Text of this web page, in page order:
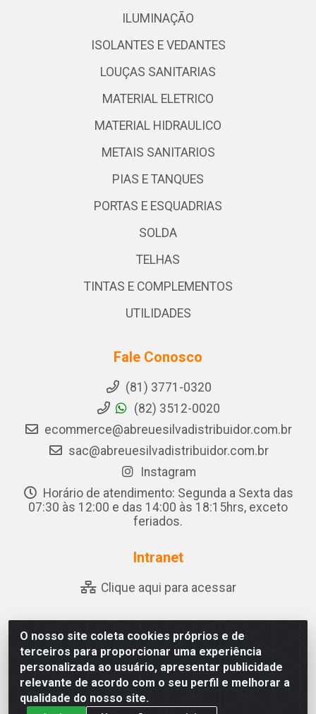
O nosso site coleta cookies próprios e de
terceiros para proporcionar uma experiência
personalizada ao usuário, apresentar publicidade
relevante de acordo com o seu perfil e melhorar a
qualidade do nosso site.
ILUMINAÇÃO
ISOLANTES E VEDANTES
LOUÇAS SANITARIAS
MATERIAL ELETRICO
MATERIAL HIDRAULICO
METAIS SANITARIOS
PIAS E TANQUES
PORTAS E ESQUADRIAS
SOLDA
TELHAS
TINTAS E COMPLEMENTOS
UTILIDADES
Fale Conosco
(81) 3771-0320
(82) 3512-0020
ecommerce@abreuesilvadistribuidor.com.br
sac@abreuesilvadistribuidor.com.br
Instagram
Horário de atendimento: Segunda a Sexta das
07:30 às 12:00 e das 14:00 às 18:15hrs, exceto
feriados.
Intranet
Clique aqui para acessar
Abreu & Silva - Rua Padre Jose de Souza Leite, 265 - Ariado,
Olho D'Água das Flores/AL - CEP 57.442-000 - CNPJ
04.790.656/0001-06